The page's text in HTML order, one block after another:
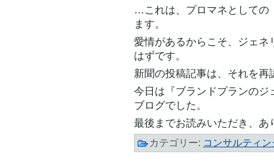
…これは、プロマネとしての
ます。
愛情があるからこそ、ジェ
はずです。
新聞の投稿記事は、それを
今日は『ブランドプランの
ブログでした。
最後までお読みいただき、あ
カテゴリー: コンサルティン